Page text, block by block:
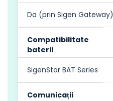
Da (prin Sigen Gateway)
Compatibilitate
baterii
SigenStor BAT Series
Comunicații